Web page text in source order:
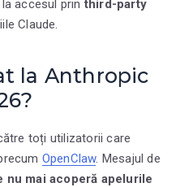
accesul printhird-party
Claude.
la Anthropic
toți utilizatorii care
OpenClaw. Mesajul de
nu mai acoperă apelurile